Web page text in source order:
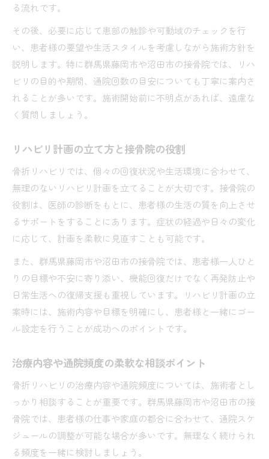
る流れです。
その後、必要に応じて患部の触診や可動域のチェックを行
い、患者様の要望や生活スタイルを考慮しながら施術方針を
説明します。特に群馬県藤岡市や沼田市の接骨院では、リハ
ビリの目的や期間、通院回数の目安についても丁寧に案内さ
れることが多いです。施術開始前に不明点があれば、遠慮な
く質問しましょう。
リハビリ計画の立て方と接骨院の役割
骨折リハビリでは、個々の回復状況や生活環境に合わせて、
無理のないリハビリ計画を立てることが大切です。接骨院の
役割は、医師の診断をもとに、患者様の生活の質を向上させ
るサポートをすることにあります。症状の経過や日々の変化
に応じて、計画を柔軟に見直すことも可能です。
また、群馬県藤岡市や沼田市の接骨院では、患者様一人ひと
りの目標や不安に寄り添い、機能回復だけでなく再発防止や
日常生活への復帰支援も重視しています。リハビリ計画の立
案時には、施術内容や目標を明確にし、患者様と一緒にゴー
ル設定を行うことが成功へのポイントです。
治療内容や通院頻度の柔軟な相談ポイント
骨折リハビリの治療内容や通院頻度については、施術者とし
っかり相談することが重要です。群馬県藤岡市や沼田市の接
骨院では、患者様の仕事や家庭の都合に合わせて、通院スケ
ジュールの調整が可能な場合が多いです。無理なく続けられ
る頻度を一緒に検討しましょう。